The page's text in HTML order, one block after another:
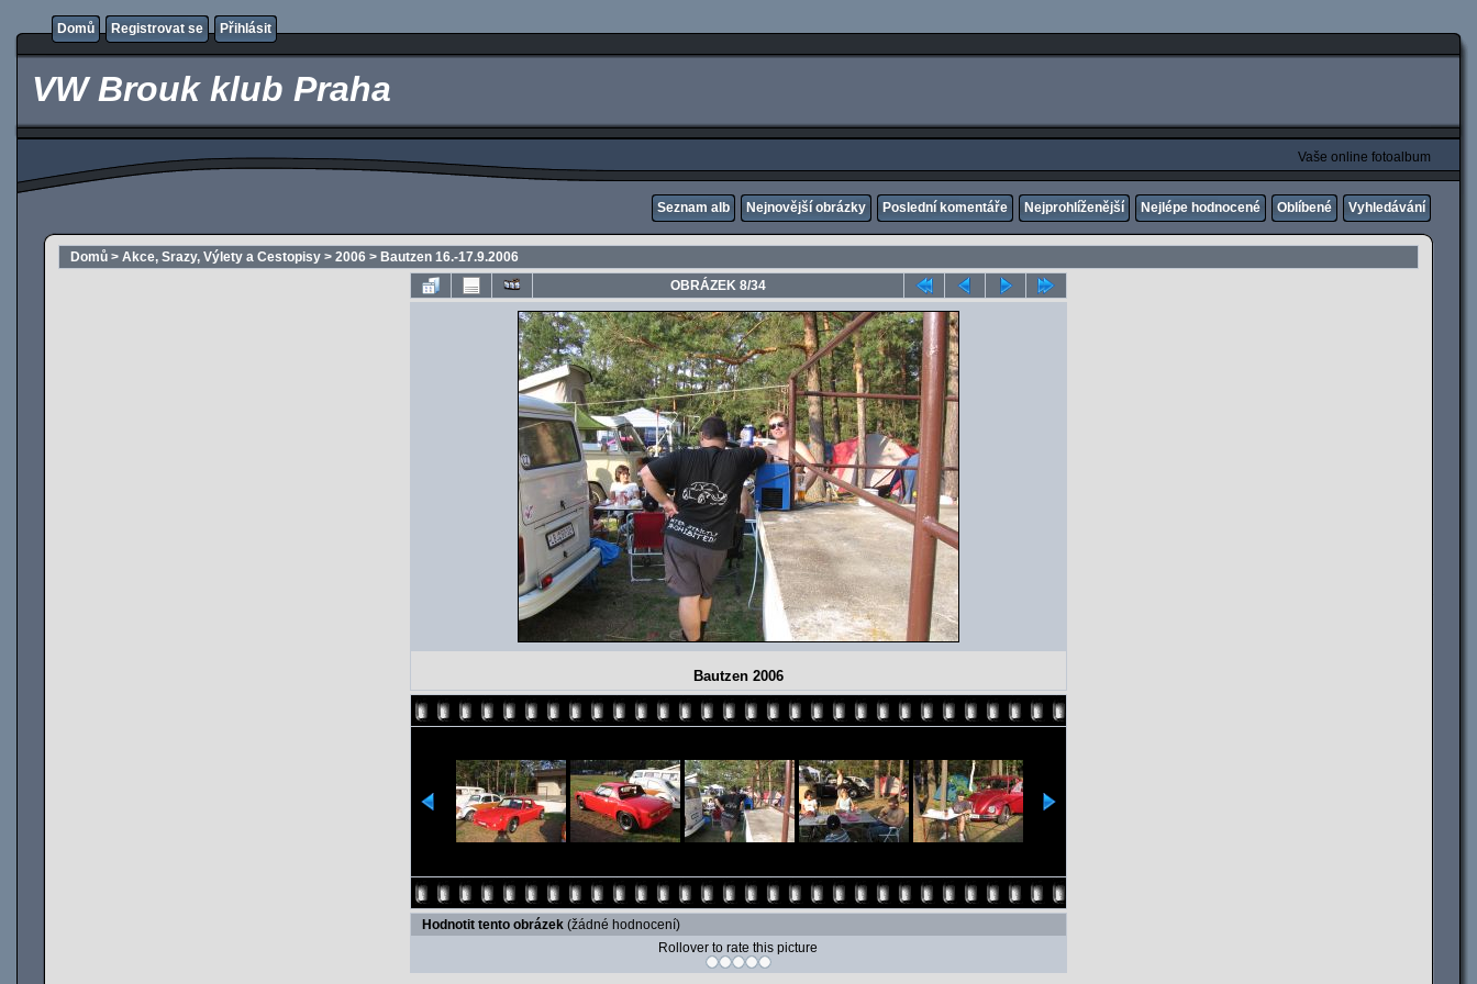
Domů Registrovat se Přihlásit
VW Brouk klub Praha
Vaše online fotoalbum
Seznam alb Nejnovější obrázky Poslední komentáře Nejprohlíženější Nejlépe hodnocené Oblíbené Vyhledávání
Domů > Akce, Srazy, Výlety a Cestopisy > 2006 > Bautzen 16.-17.9.2006
OBRÁZEK 8/34
Bautzen 2006
Hodnotit tento obrázek (žádné hodnocení)
Rollover to rate this picture